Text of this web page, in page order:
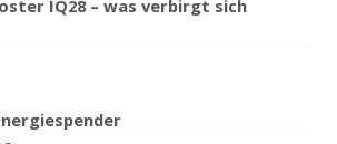
IQ28 – was verbirgt sich